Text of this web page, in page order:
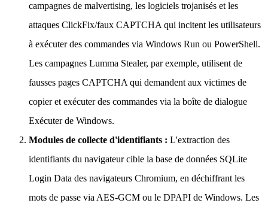
campagnes de malvertising, les logiciels trojanisés et les
attaques ClickFix/faux CAPTCHA qui incitent les utilisateurs
à exécuter des commandes via Windows Run ou PowerShell.
Les campagnes Lumma Stealer, par exemple, utilisent de
fausses pages CAPTCHA qui demandent aux victimes de
copier et exécuter des commandes via la boîte de dialogue
Exécuter de Windows.
Modules de collecte d'identifiants : L'extraction des
identifiants du navigateur cible la base de données SQLite
Login Data des navigateurs Chromium, en déchiffrant les
mots de passe via AES-GCM ou le DPAPI de Windows. Les